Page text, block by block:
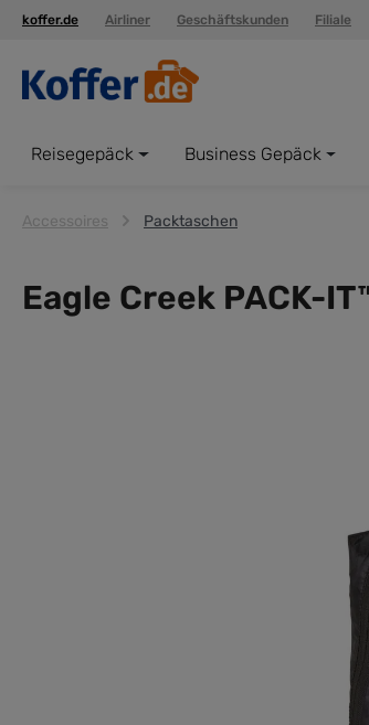
Zur Hauptnavigation springen
koffer.de Airliner Geschäftskunden Filiale
Reisegepäck Business Gepäck
Accessoires Packtaschen
Eagle Creek PACK-